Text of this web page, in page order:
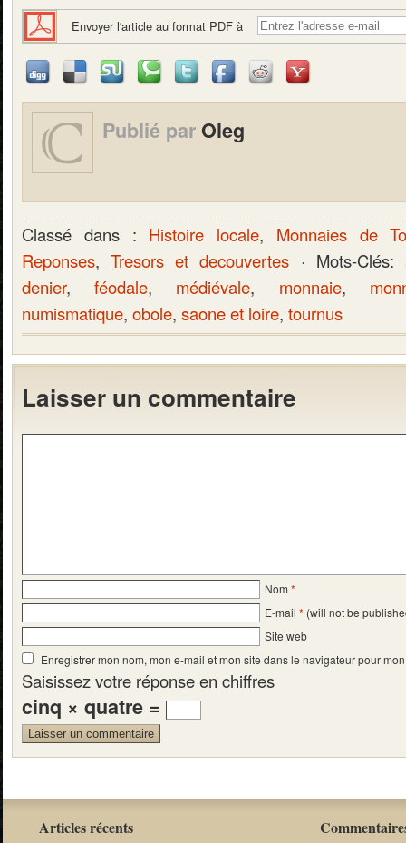
Envoyer l'article au format PDF à
Publié par Oleg
Classé dans : Histoire locale, Monnaies de
Reponses,Tresors et decouvertes · Mots-Clés:
denier,féodale, médiévale, monnaie,
numismatique, obole, saone et loire, tournus
Laisser un commentaire
Nom *
E-mail * (will not be
Site web
Enregistrer mon nom, mon e-mail et mon site dans le navigateur pour
Saisissez votre réponse en chiffres
cinq × quatre =
Articles récents